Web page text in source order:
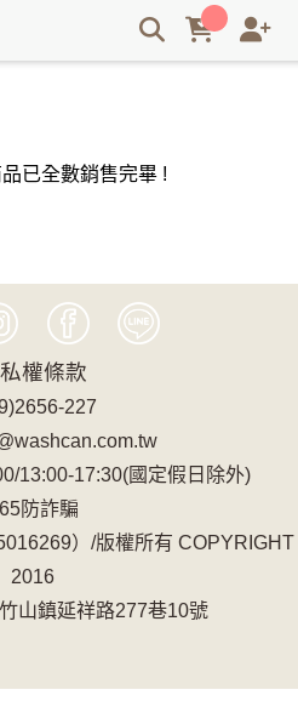
店織品品牌・循環經濟與零廢棄
已全數銷售完畢 !
權條款
227
13:00-17:30(國定假日除外)
防詐騙
）/版權所有 COPYRIGHT
2016
山鎮延祥路277巷10號